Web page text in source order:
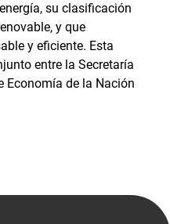
su clasificación
y que
y eficiente. Esta
entre la Secretaría
Economía de la Nación